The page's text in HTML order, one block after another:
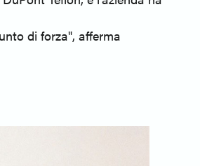
di forza", afferma